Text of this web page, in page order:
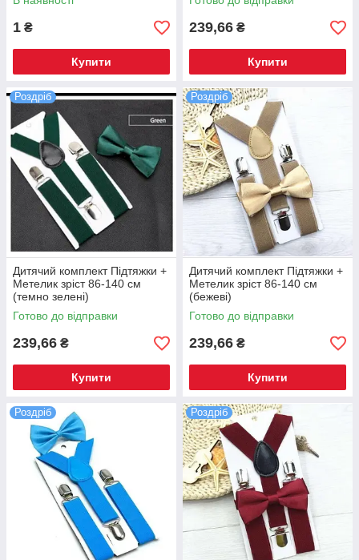
1 ₴
Купити
239,66 ₴
Купити
Роздріб
Дитячий комплект Підтяжки +
Метелик зріст 86-140 см
(темно зелені)
Готово до відправки
239,66 ₴
Купити
Роздріб
Дитячий комплект Підтяжки +
Метелик зріст 86-140 см
(бежеві)
Готово до відправки
239,66 ₴
Купити
Роздріб Роздріб